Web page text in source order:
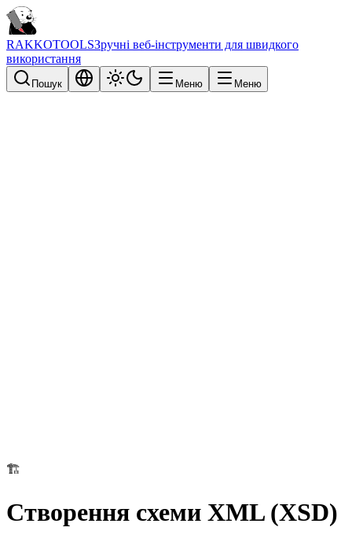
RAKKOTOOLSЗручні веб-інструменти для швидкого
використання
Пошук Меню Меню
🏗️
Створення схеми XML (XSD)